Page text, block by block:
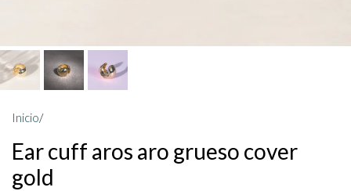
Inicio/
Ear cuff aros aro grueso cover
gold